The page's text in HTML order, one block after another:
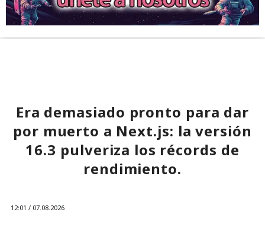
Era demasiado pronto para dar
por muerto a Next.js: la versión
16.3 pulveriza los récords de
rendimiento.
12:01 / 07.08.2026